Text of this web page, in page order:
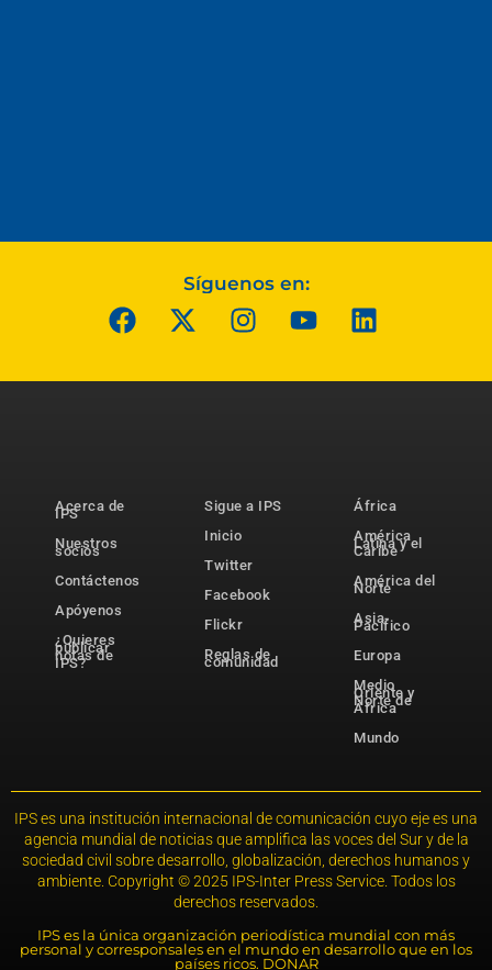
Síguenos en:
Acerca de
IPS
Nuestros
socios
Contáctenos
Apóyenos
¿Quieres
publicar
notas de
IPS?
Sigue a IPS
Inicio
Twitter
Facebook
Flickr
Reglas de
comunidad
África
América
Latina y el
Caribe
América del
Norte
Asia-
Pacífico
Europa
Medio
Oriente y
Norte de
África
Mundo
IPS es una institución internacional de comunicación cuyo eje es una
agencia mundial de noticias que amplifica las voces del Sur y de la
sociedad civil sobre desarrollo, globalización, derechos humanos y
ambiente. Copyright © 2025 IPS-Inter Press Service. Todos los
derechos reservados.
IPS es la única organización periodística mundial con más
personal y corresponsales en el mundo en desarrollo que en los
países ricos. DONAR